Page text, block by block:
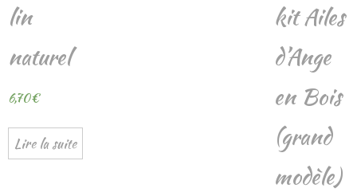
lin
naturel
6,70€
Lire la suite
kit Ailes
d’Ange
en Bois
(grand
modèle)